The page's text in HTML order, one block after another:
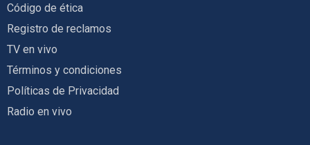
Código de ética
Registro de reclamos
TV en vivo
Términos y condiciones
Políticas de Privacidad
Radio en vivo